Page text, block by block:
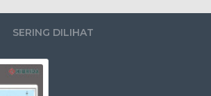
SERING DILIHAT